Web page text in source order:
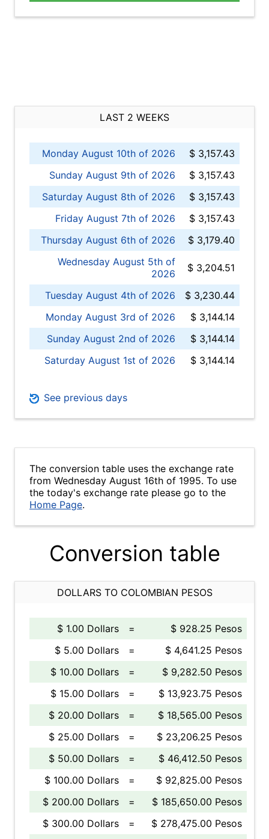
LAST 2 WEEKS
Monday August 10th of 2026
$ 3,157.43
Sunday August 9th of 2026
$ 3,157.43
Saturday August 8th of 2026
$ 3,157.43
Friday August 7th of 2026
$ 3,157.43
Thursday August 6th of 2026
$ 3,179.40
Wednesday August 5th of
2026
$ 3,204.51
Tuesday August 4th of 2026
$ 3,230.44
Monday August 3rd of 2026
$ 3,144.14
Sunday August 2nd of 2026
$ 3,144.14
Saturday August 1st of 2026
$ 3,144.14
See previous days
The conversion table uses the exchange rate
from Wednesday August 16th of 1995. To use
the today's exchange rate please go to the
Home Page.
Conversion table
DOLLARS TO COLOMBIAN PESOS
$ 1.00 Dollars =
$ 928.25 Pesos
$ 5.00 Dollars
=
$ 4,641.25 Pesos
$ 10.00 Dollars
=
$ 9,282.50 Pesos
$ 15.00 Dollars
=
$ 13,923.75 Pesos
$ 20.00 Dollars
=
$ 18,565.00 Pesos
$ 25.00 Dollars
=
$ 23,206.25 Pesos
$ 50.00 Dollars
=
$ 46,412.50 Pesos
$ 100.00 Dollars
=
$ 92,825.00 Pesos
$ 200.00 Dollars
=
$ 185,650.00 Pesos
$ 300.00 Dollars
=
$ 278,475.00 Pesos